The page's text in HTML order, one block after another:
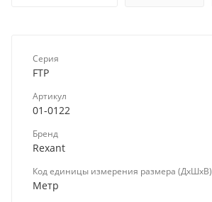
Серия
FTP
Артикул
01-0122
Бренд
Rexant
Код единицы измерения размера (ДхШхВ)
Метр